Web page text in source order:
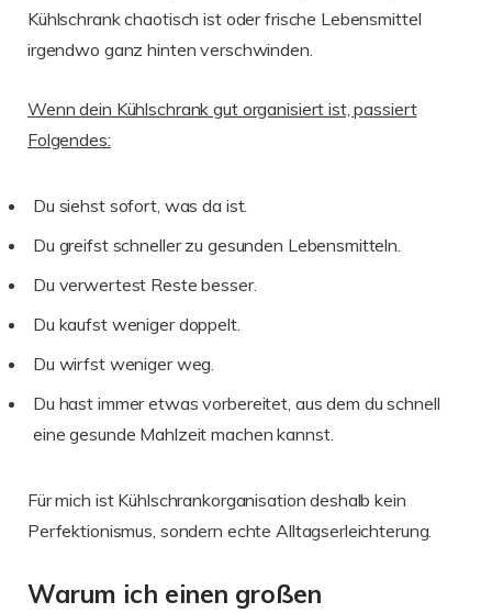
Kühlschrank chaotisch ist oder frische Lebensmittel
irgendwo ganz hinten verschwinden.
Wenn dein Kühlschrank gut organisiert ist, passiert
Folgendes:
Du siehst sofort, was da ist.
Du greifst schneller zu gesunden Lebensmitteln.
Du verwertest Reste besser.
Du kaufst weniger doppelt.
Du wirfst weniger weg.
Du hast immer etwas vorbereitet, aus dem du schnell
eine gesunde Mahlzeit machen kannst.
Für mich ist Kühlschrankorganisation deshalb kein
Perfektionismus, sondern echte Alltagserleichterung.
Warum ich einen großen